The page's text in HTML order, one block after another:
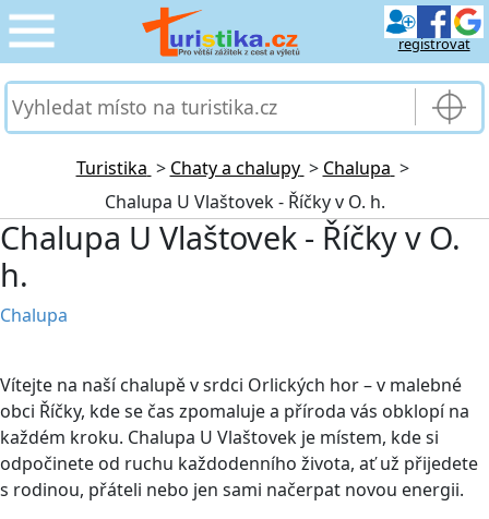
registrovat
CESTOVÁNÍ
PRO TURISTY ›
MOJE TURISTIKA
Turistika > Chaty a chalupy > Chalupa >
Chalupa U Vlaštovek - Říčky v O. h.
Chalupa U Vlaštovek - Říčky v O.
h.
Chalupa
Vítejte na naší chalupě v srdci Orlických hor – v malebné
obci Říčky, kde se čas zpomaluje a příroda vás obklopí na
každém kroku. Chalupa U Vlaštovek je místem, kde si
odpočinete od ruchu každodenního života, ať už přijedete
s rodinou, přáteli nebo jen sami načerpat novou energii.